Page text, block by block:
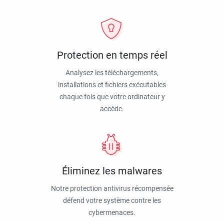
Protection en temps réel
Analysez les téléchargements,
installations et fichiers exécutables
chaque fois que votre ordinateur y
accède.
Éliminez les malwares
Notre protection antivirus récompensée
défend votre système contre les
cybermenaces.